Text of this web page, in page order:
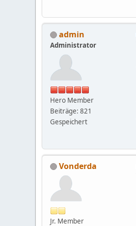
admin
Administrator
Hero Member
Beiträge: 821
Gespeichert
Vonderda
Jr. Member